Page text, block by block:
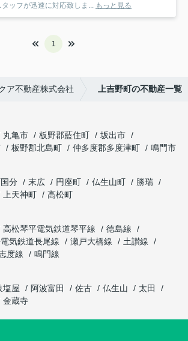
ッフが迅速に対応致しま... もっと見る
1
ア不動産株式会社 上吉野町の不動産一覧
丸亀市 板野郡藍住町
坂出市
板野郡北島町 仲多度郡多度津町
鳴門市
分 末広 円座町 仏生山町
勝瑞
上天神町
高松町
高松琴平電気鉄道琴平線
徳島線
気鉄道長尾線 瀬戸大橋線
土讃線
度線
鳴門線
塩屋 阿波富田 佐古 仏生山
太田
金蔵寺